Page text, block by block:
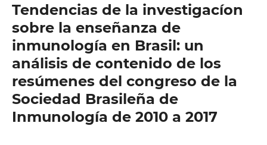
Tendencias de la investigacíon
sobre la enseñanza de
inmunología en Brasil: un
análisis de contenido de los
resúmenes del congreso de la
Sociedad Brasileña de
Inmunología de 2010 a 2017